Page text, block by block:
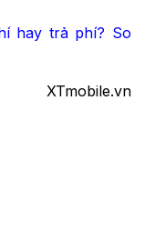
hay trả phí? So
XTmobile.vn